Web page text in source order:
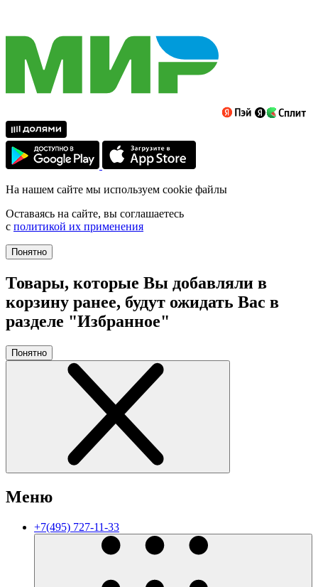
На нашем сайте мы используем cookie файлы
Оставаясь на сайте, вы соглашаетесь
с политикой их применения
Понятно
Товары, которые Вы добавляли в
корзину ранее, будут ожидать Вас в
разделе "Избранное"
Понятно
Меню
+7(495) 727-11-33